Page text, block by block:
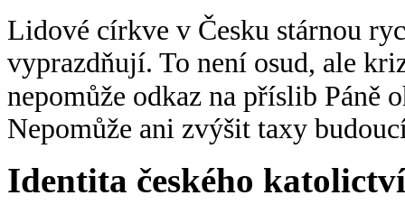
Lidové církve v Česku stárnou
vyprazdňují. To není osud, ale
nepomůže odkaz na příslib Páně
Nepomůže ani zvýšit taxy
Identita českého